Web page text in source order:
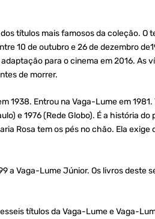
títulos mais famosos da coleção. O
10 de outubro e 26 de dezembro
para o cinema em 2016. As
de morrer.
1938. Entrou na Vaga-Lume em 1981.
e 1976 (Rede Globo). É a história do
Rosa tem os pés no chão. Ela exige
a Vaga-Lume Júnior. Os livros deste
títulos da Vaga-Lume e Vaga-